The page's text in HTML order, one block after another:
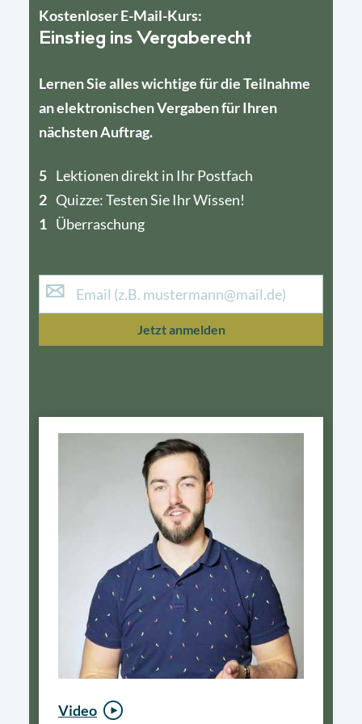
Kostenloser E-Mail-Kurs:
Einstieg ins Vergaberecht
Lernen Sie alles wichtige für die Teilnahme
an elektronischen Vergaben für Ihren
nächsten Auftrag.
5 Lektionen direkt in Ihr Postfach
2 Quizze: Testen Sie Ihr Wissen!
1 Überraschung
4
1
Jetzt anmelden
Video